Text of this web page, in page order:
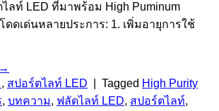
ลท์ LED ที่มาพร้อม High Puminum
ดเด่นหลายประการ: 1. เพิ่มอายุการใช้
→
, สปอร์ตไลท์ LED Tagged High Purity
, บทความ, ฟลัดไลท์ LED, สปอร์ตไลท์,